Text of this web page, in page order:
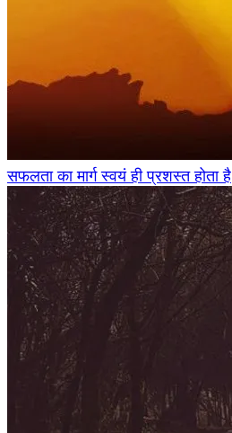
सफलता का मार्ग स्वयं ही प्रशस्त होता है